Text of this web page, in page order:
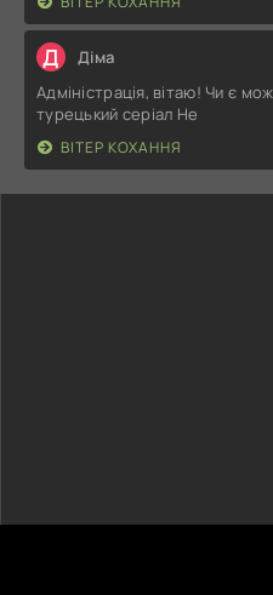
Д Діма
Адміністрація, вітаю! Чи є
турецький серіал Не
ВІТЕР КОХАННЯ